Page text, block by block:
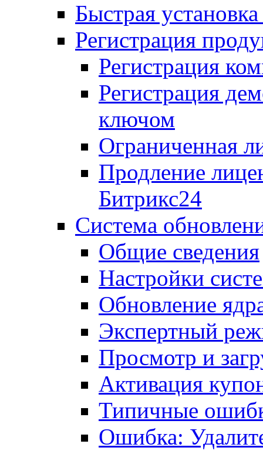
Быстрая
Регистрация
Регистрация
Регистрация
ключом
Ограниченная
Продление
Битрикс24
Система
Общие сведения
Настройки
Обновление
Экспертный
Просмотр и
Активация
Типичные
Ошибка: